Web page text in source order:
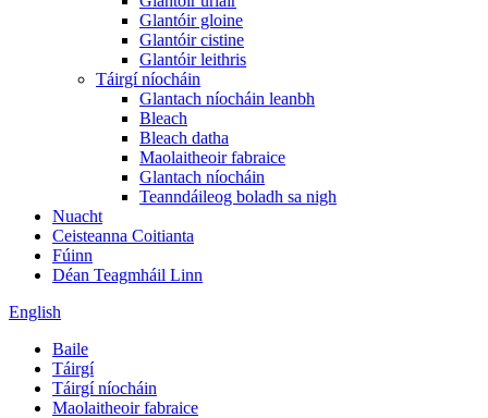
Glantóir gloine
Glantóir cistine
Glantóir leithris
Táirgí níocháin
Glantach níocháin leanbh
Bleach
Bleach datha
Maolaitheoir fabraice
Glantach níocháin
Teanndáileog boladh sa nigh
Nuacht
Ceisteanna Coitianta
Fúinn
Déan Teagmháil Linn
English
Baile
Táirgí
Táirgí níocháin
Maolaitheoir fabraice